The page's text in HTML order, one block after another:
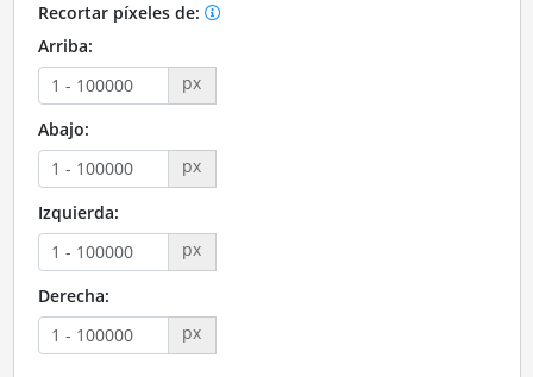
Recortar píxeles de:
Arriba:
px
Abajo:
px
Izquierda:
px
Derecha:
px